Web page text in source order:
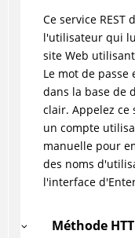
Ce service
l'utilisateur qui
site Web
Le mot de passe
dans la base de
clair. Appelez ce
un compte
manuelle pour
des noms
l'interface
Méthode